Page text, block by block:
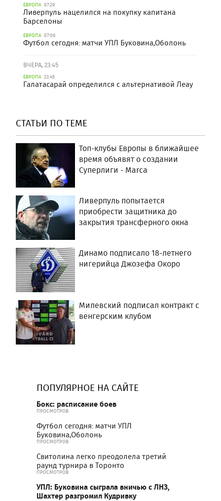
ЕВРОПА 07:29
Ливерпуль нацелился на покупку капитана
Барселоны
ЕВРОПА 07:06
Футбол сегодня: матчи УПЛ Буковина,Оболонь
ВЧЕРА, 23:45
ЕВРОПА 23:45
Галатасарай определился с альтернативой Леау
СТАТЬИ ПО ТЕМЕ
Топ-клубы Европы в ближайшее
время объявят о создании
Суперлиги - Marca
Ливерпуль попытается
приобрести защитника до
закрытия трансферного окна
Динамо подписало 18-летнего
нигерийца Джозефа Окоро
Милевский подписал контракт с
венгерским клубом
ПОПУЛЯРНОЕ НА САЙТЕ
Бокс: расписание боев
ПРОСМОТРОВ
Футбол сегодня: матчи УПЛ
Буковина,Оболонь
ПРОСМОТРОВ
Свитолина легко преодолела третий
раунд турнира в Торонто
ПРОСМОТРОВ
УПЛ: Буковина сыграла вничью с ЛНЗ,
Шахтер разгромил Кудривку